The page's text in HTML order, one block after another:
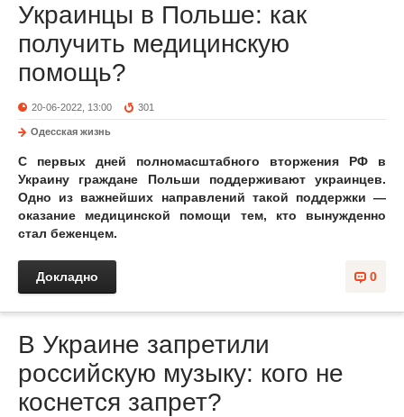
Украинцы в Польше: как
получить медицинскую
помощь?
20-06-2022, 13:00 301
Одесская жизнь
С первых дней полномасштабного вторжения РФ в
Украину граждане Польши поддерживают украинцев.
Одно из важнейших направлений такой поддержки —
оказание медицинской помощи тем, кто вынужденно
стал беженцем.
0
Докладно
В Украине запретили
российскую музыку: кого не
коснется запрет?